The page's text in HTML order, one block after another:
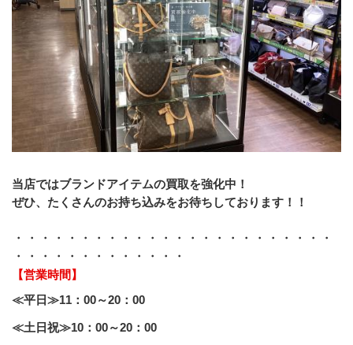
当店ではブランドアイテムの買取を強化中！
ぜひ、たくさんのお持ち込みをお待ちしております！！
・・・・・・・・・・・・・・・・・・・・・・・・
・・・・・・・・・・・・・
【営業時間】
≪平日≫11：00～20：00
≪土日祝≫10：00～20：00